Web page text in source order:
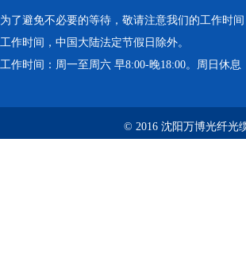
为了避免不必要的等待，敬请注意我们的工作时
工作时间，中国大陆法定节假日除外。
工作时间：周一至周六 早8:00-晚18:00。周日休息
© 2016 沈阳万博光纤光